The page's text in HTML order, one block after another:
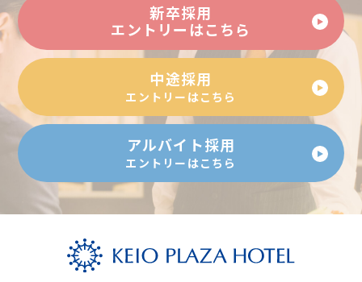
新卒採用
エントリーはこちら
中途採用
エントリーはこちら
アルバイト採用
エントリーはこちら